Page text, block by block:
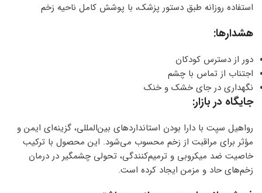
استفاده روزانه طبق دستور پزشک، با پوشش کامل ناحیه زخم
هشدارها:
دور از دسترس کودکان
اجتناب از تماس با چشم
نگهداری در جای خشک و خنک
جایگاه در بازار:
رواهیل سپت با دارا بودن استانداردهای بین‌المللی، گزینه‌ای ایمن و
مؤثر برای مراقبت از زخم محسوب می‌شود. این محصول با ترکیب
خاصیت ضد میکروبی و ترمیم‌کنندگی، تحولی چشمگیر در درمان
زخم‌های حاد و مزمن ایجاد کرده است.